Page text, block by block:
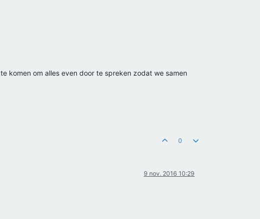
komen om alles even door te spreken zodat we samen
0
9 nov. 2016 10:29